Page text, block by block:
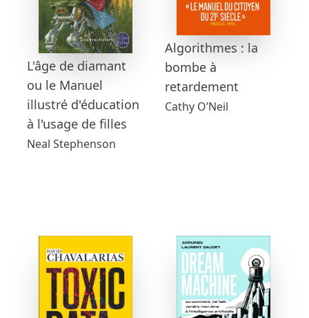
L'âge de diamant
ou le Manuel
illustré d'éducation
à l'usage de filles
Neal Stephenson
Algorithmes : la
bombe à
retardement
Cathy O’Neil